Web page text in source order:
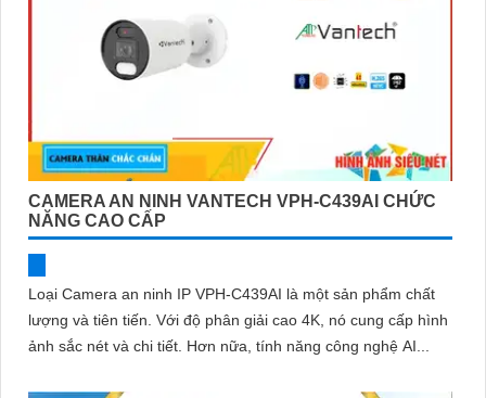
CAMERA AN NINH VANTECH VPH-C439AI CHỨC
NĂNG CAO CẤP
Loại Camera an ninh IP VPH-C439AI là một sản phẩm chất
lượng và tiên tiến. Với độ phân giải cao 4K, nó cung cấp hình
ảnh sắc nét và chi tiết. Hơn nữa, tính năng công nghệ AI...